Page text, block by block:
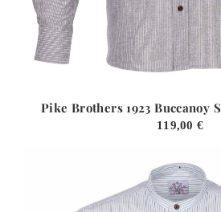
Pike Brothers 1923 Buccanoy
119,00 €